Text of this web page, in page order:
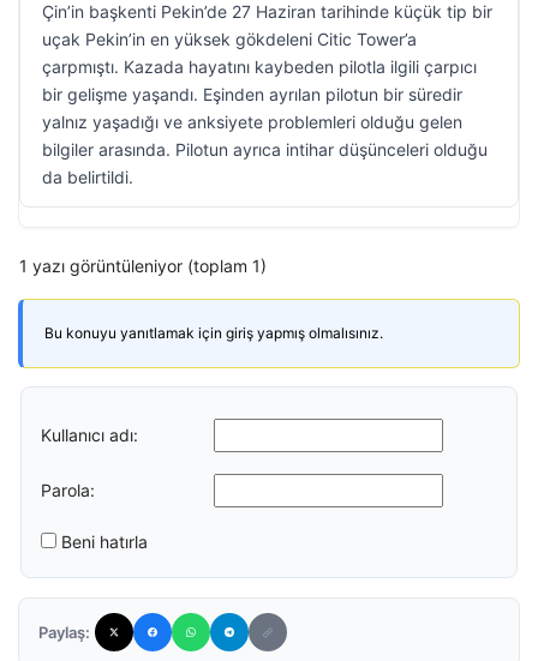
Çin’in başkenti Pekin’de 27 Haziran tarihinde küçük tip bir
uçak Pekin’in en yüksek gökdeleni Citic Tower’a
çarpmıştı. Kazada hayatını kaybeden pilotla ilgili çarpıcı
bir gelişme yaşandı. Eşinden ayrılan pilotun bir süredir
yalnız yaşadığı ve anksiyete problemleri olduğu gelen
bilgiler arasında. Pilotun ayrıca intihar düşünceleri olduğu
da belirtildi.
1 yazı görüntüleniyor (toplam 1)
Bu konuyu yanıtlamak için giriş yapmış olmalısınız.
Kullanıcı adı:
Parola:
Beni hatırla
Paylaş: